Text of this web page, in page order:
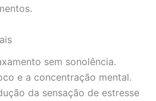
sem sonolência.
e a concentração mental.
da sensação de estresse